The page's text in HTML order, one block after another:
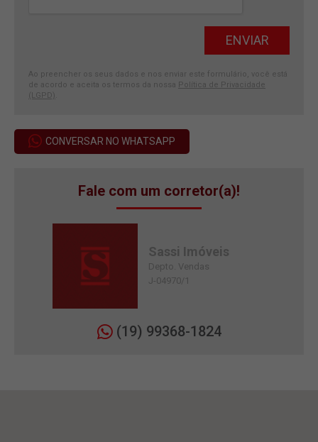
Ao preencher os seus dados e nos enviar este formulário, você está
de acordo e aceita os termos da nossa Política de Privacidade
(LGPD)
CONVERSAR NO WHATSAPP
Fale com um corretor(a)!
Sassi Imóveis
Depto. Vendas
J-04970/1
(19) 99368-1824